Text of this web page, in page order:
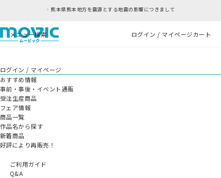
熊本県熊本地方を震源とする地震の影響につきまして
メニュー検索 ログイン / マイページカート
ログイン / マイページ
おすすめ情報
事前・事後・イベント通販
受注生産商品
フェア情報
商品一覧
作品名から探す
新着商品
好評により再販売！
ご利用ガイド
Q&A